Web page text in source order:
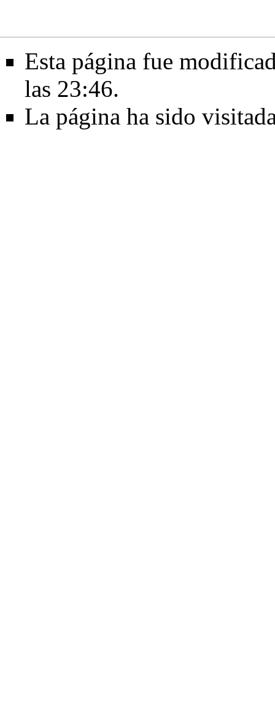
Esta página fue
las 23:46.
La página ha sido